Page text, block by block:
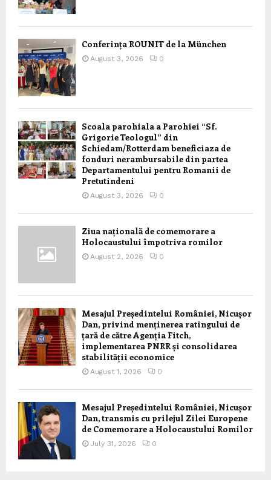
Conferința ROUNIT de la München
August 3, 2026 0
Scoala parohiala a Parohiei “Sf.
Grigorie Teologul” din
Schiedam/Rotterdam beneficiaza de
fonduri nerambursabile din partea
Departamentului pentru Romanii de
Pretutindeni
August 3, 2026 0
Ziua națională de comemorare a
Holocaustului împotriva romilor
August 2, 2026 0
Mesajul Președintelui României, Nicușor
Dan, privind menținerea ratingului de
țară de către Agenția Fitch,
implementarea PNRR și consolidarea
stabilității economice
August 1, 2026 0
Mesajul Președintelui României, Nicușor
Dan, transmis cu prilejul Zilei Europene
de Comemorare a Holocaustului Romilor
July 31, 2026 0